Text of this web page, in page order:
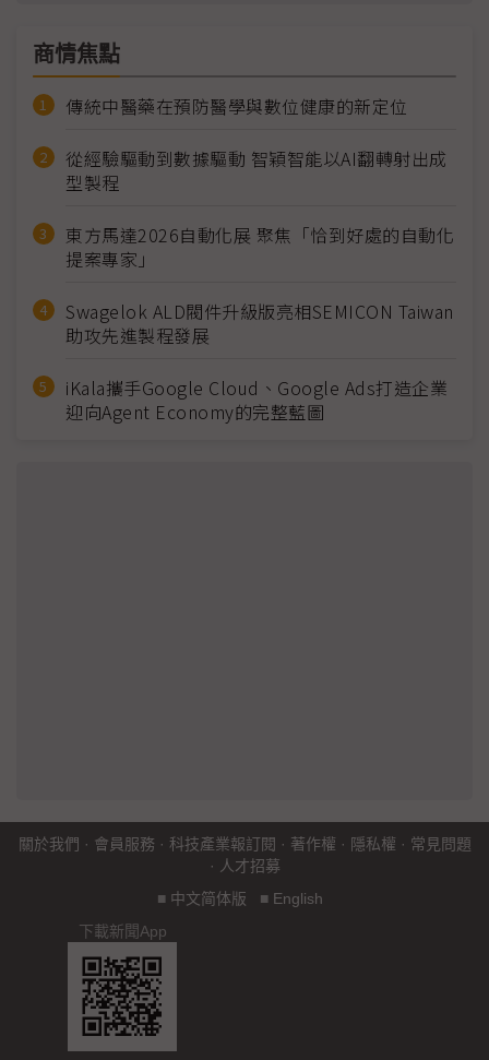
商情焦點
傳統中醫藥在預防醫學與數位健康的新定位
從經驗驅動到數據驅動 智穎智能以AI翻轉射出成
型製程
東方馬達2026自動化展 聚焦「恰到好處的自動化
提案專家」
Swagelok ALD閥件升級版亮相SEMICON Taiwan
助攻先進製程發展
iKala攜手Google Cloud、Google Ads打造企業
迎向Agent Economy的完整藍圖
關於我們 · 會員服務 · 科技產業報訂閱 · 著作權 · 隱私權 · 常見問題
· 人才招募
■ 中文简体版 ■ English
下載新聞App